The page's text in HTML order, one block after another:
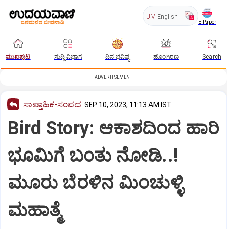
UV English
E-Paper
ಮುಖಪುಟ ಸುದ್ದಿ ವಿಭಾಗ ದಿನ ಭವಿಷ್ಯ ಹೊಂಗಿರಣ Search
ADVERTISEMENT
ಸಾಪ್ತಾಹಿಕ-ಸಂಪದ SEP 10, 2023, 11:13 AM IST
Bird Story: ಆಕಾಶದಿಂದ ಹಾರಿ
ಭೂಮಿಗೆ ಬಂತು ನೋಡಿ..!
ಮೂರು ಬೆರಳಿನ ಮಿಂಚುಳ್ಳಿ
ಮಹಾತ್ಮೆ